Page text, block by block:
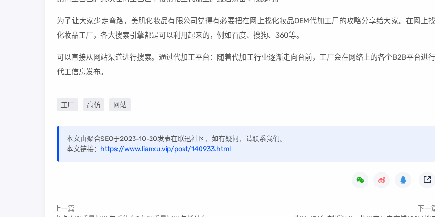
为了让大家少走弯路，美肌化妆品有限公司觉得有必要把在网上找化妆品OEM代加工厂的攻略分享给大家。在网上找
化妆品工厂，各大搜索引擎都是可以利用起来的，例如百度、搜狗、360等。
可以直接从网站渠道进行搜索。通过代加工平台：随着代加工行业逐渐走向台前，工厂会在网络上的各个B2B平台进行
代工信息发布。
工厂 高仿 网站
本文由聚合SEO于2023-10-20发表在联迅社区，如有疑问，请联系我们。
本文链接： https://www.lianxu.vip/post/140933.html
上一篇
下一